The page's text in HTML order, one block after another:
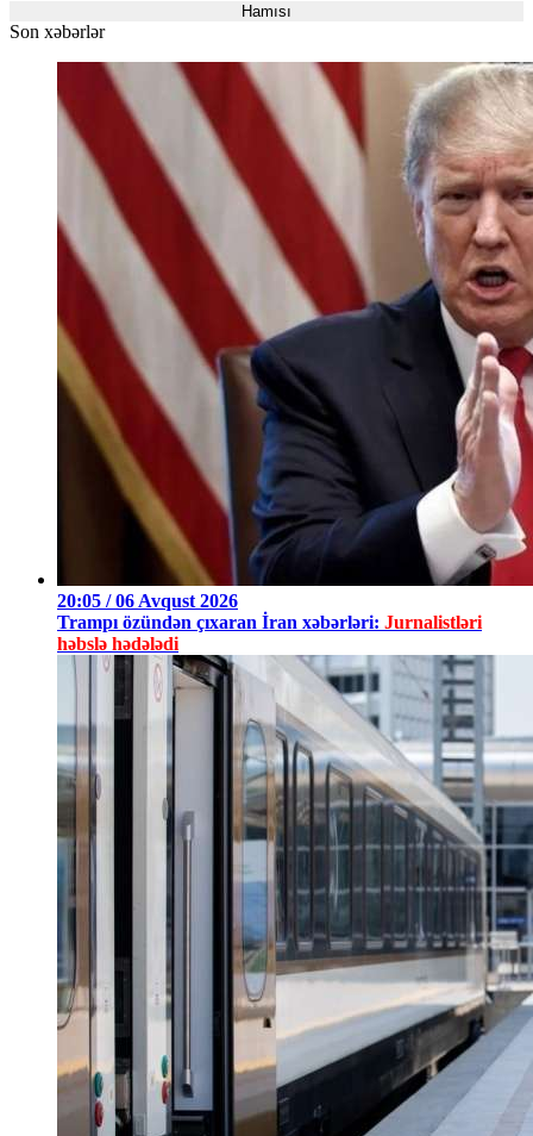
Hamısı
Son xəbərlər
20:05 / 06 Avqust 2026
Trampı özündən çıxaran İran xəbərləri: Jurnalistləri
həbslə hədələdi